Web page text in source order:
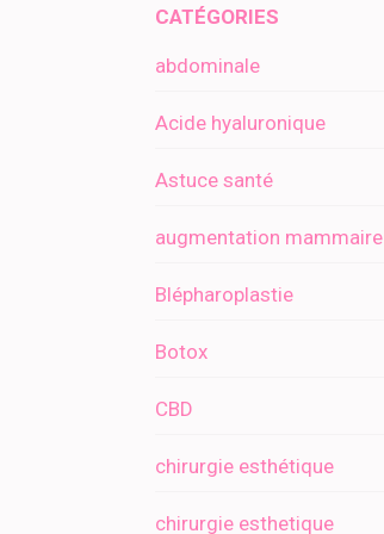
CATÉGORIES
abdominale
Acide hyaluronique
Astuce santé
augmentation mammaire
Blépharoplastie
Botox
CBD
chirurgie esthétique
chirurgie esthetique